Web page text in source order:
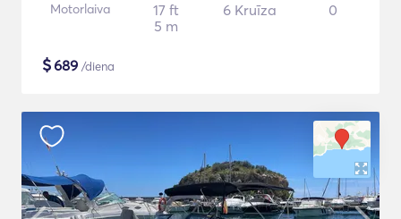
Motorlaiva
17 ft
5 m
6 Kruīza 0
$689 /diena